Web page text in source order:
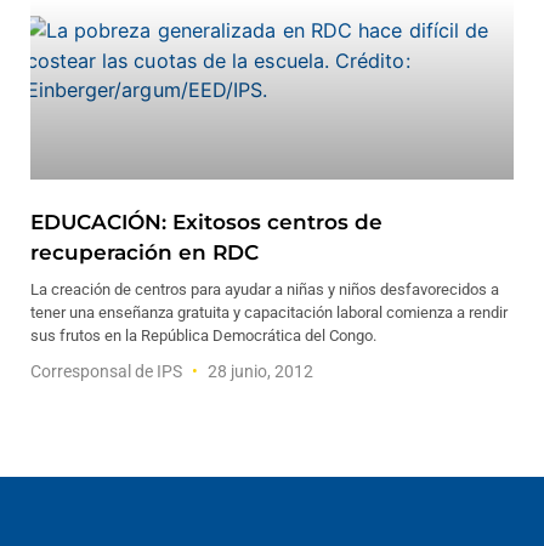
EDUCACIÓN: Exitosos centros de
recuperación en RDC
La creación de centros para ayudar a niñas y niños desfavorecidos a
tener una enseñanza gratuita y capacitación laboral comienza a rendir
sus frutos en la República Democrática del Congo.
Corresponsal de IPS 28 junio, 2012